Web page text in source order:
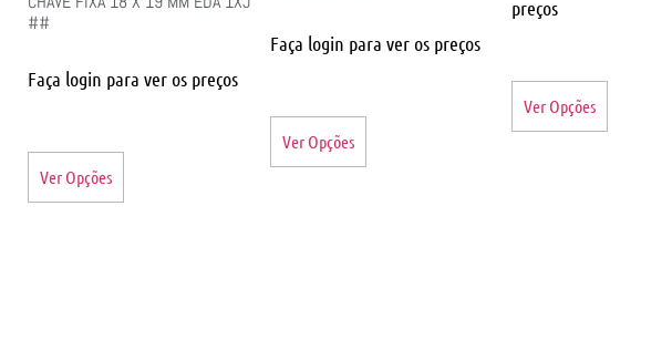
##
Faça login para ver os preços
Ver Opções
Faça login para ver os preços
Ver Opções
preços
Ver Opções